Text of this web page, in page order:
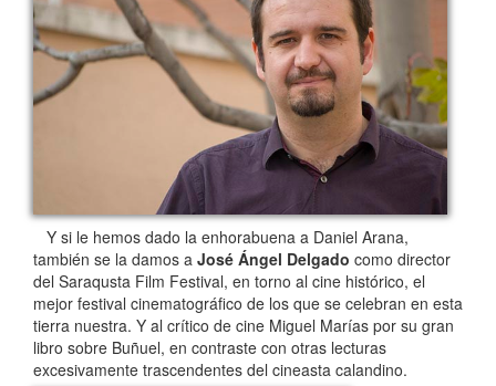
Y si le hemos dado la enhorabuena a Daniel Arana,
también se la damos a José Ángel Delgado como director
del Saraqusta Film Festival, en torno al cine histórico, el
mejor festival cinematográfico de los que se celebran en esta
tierra nuestra. Y al crítico de cine Miguel Marías por su gran
libro sobre Buñuel, en contraste con otras lecturas
excesivamente trascendentes del cineasta calandino.